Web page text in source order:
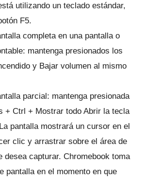
utilizando un teclado estándar,
F5.
completa en una pantalla o
mantenga presionados los
y Bajar volumen al mismo
parcial: mantenga presionada
+ Ctrl + Mostrar todo Abrir la tecla
La pantalla mostrará un cursor en el
clic y arrastrar sobre el área de
desea capturar. Chromebook toma
pantalla en el momento en que